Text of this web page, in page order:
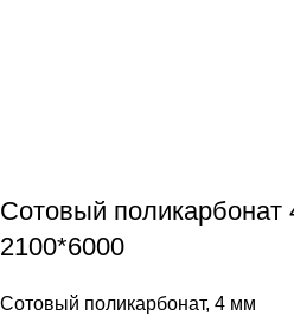
Сотовый
2100*6000
Сотовый поликарбонат, 4 мм